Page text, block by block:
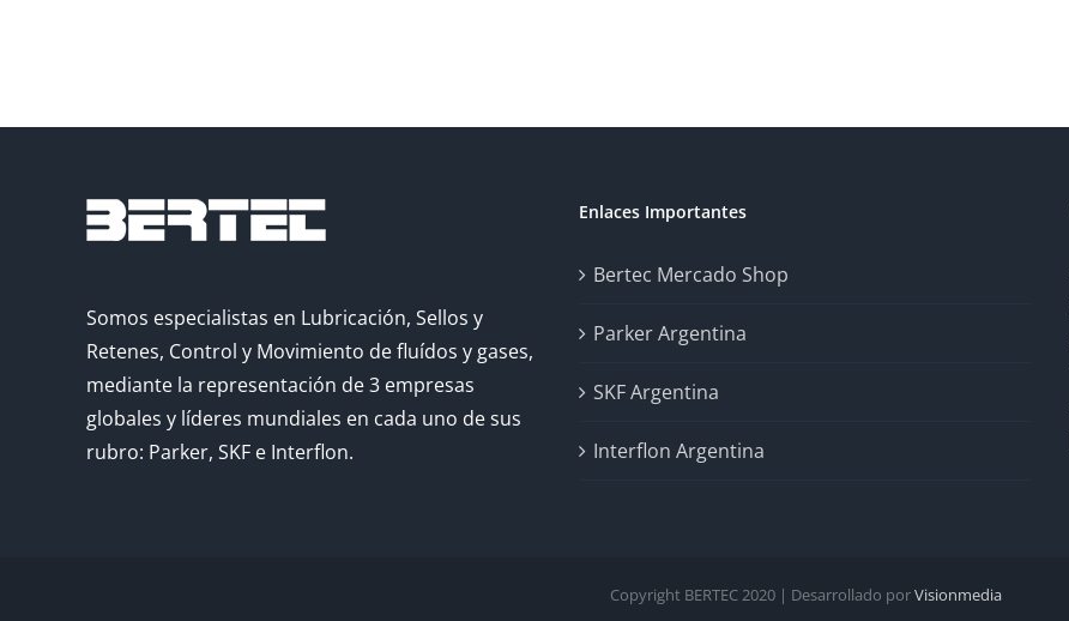
Somos especialistas en Lubricación, Sellos y
Retenes, Control y Movimiento de fluídos y gases,
mediante la representación de 3 empresas
globales y líderes mundiales en cada uno de sus
rubro: Parker, SKF e Interflon.
Enlaces Importantes
Bertec Mercado Shop
Parker Argentina
SKF Argentina
Interflon Argentina
Copyright BERTEC 2020 | Desarrollado porVisionmedia